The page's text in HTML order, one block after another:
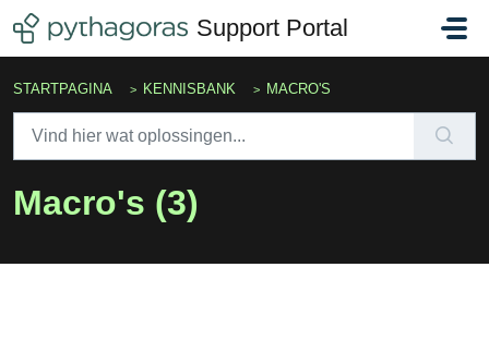
Doorgaan naar hoofdinhoud
Support Portal
STARTPAGINA KENNISBANK MACRO'S
Macro's (3)